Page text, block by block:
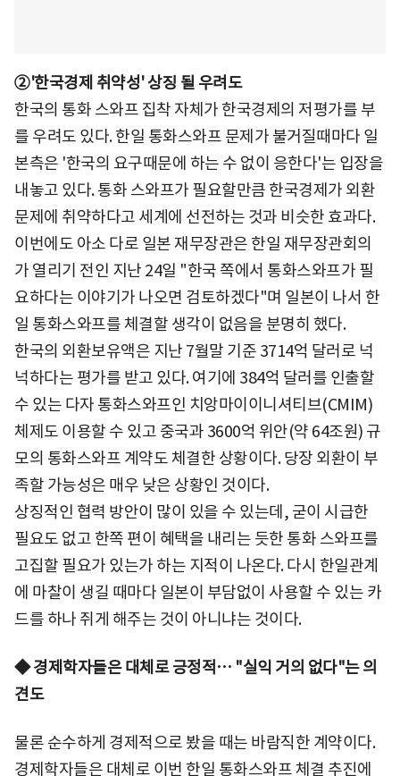
②'한국경제 취약성' 상징 될 우려도
한국의 통화 스와프 집착 자체가 한국경제의 저평가를 부
를 우려도 있다. 한일 통화스와프 문제가 불거질때마다 일
본측은 '한국의 요구때문에 하는 수 없이 응한다'는 입장을
내놓고 있다. 통화 스와프가 필요할만큼 한국경제가 외환
문제에 취약하다고 세계에 선전하는 것과 비슷한 효과다.
이번에도 아소 다로 일본 재무장관은 한일 재무장관회의
가 열리기 전인 지난 24일 "한국 쪽에서 통화스와프가 필
요하다는 이야기가 나오면 검토하겠다"며 일본이 나서 한
일 통화스와프를 체결할 생각이 없음을 분명히 했다.
한국의 외환보유액은 지난 7월말 기준 3714억 달러로 넉
넉하다는 평가를 받고 있다. 여기에 384억 달러를 인출할
수 있는 다자 통화스와프인 치앙마이이니셔티브(CMIM)
체제도 이용할 수 있고 중국과 3600억 위안(약 64조원) 규
모의 통화스와프 계약도 체결한 상황이다. 당장 외환이 부
족할 가능성은 매우 낮은 상황인 것이다.
상징적인 협력 방안이 많이 있을 수 있는데, 굳이 시급한
필요도 없고 한쪽 편이 혜택을 내리는 듯한 통화 스와프를
고집할 필요가 있는가 하는 지적이 나온다. 다시 한일관계
에 마찰이 생길 때마다 일본이 부담없이 사용할 수 있는 카
드를 하나 쥐게 해주는 것이 아니냐는 것이다.
◆ 경제학자들은 대체로 긍정적… "실익 거의 없다"는 의
견도
물론 순수하게 경제적으로 봤을 때는 바람직한 계약이다.
경제학자들은 대체로 이번 한일 통화스와프 체결 추진에